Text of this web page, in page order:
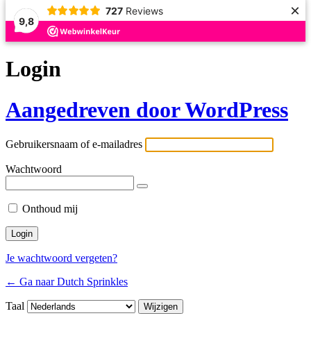
9,8
727 Reviews ×
Login
Aangedreven door WordPress
Gebruikersnaam of e-mailadres
Wachtwoord
Onthoud mij
Je wachtwoord vergeten?
← Ga naar Dutch Sprinkles
Taal